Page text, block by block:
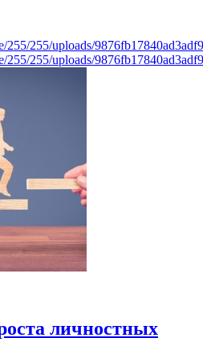
255/255/uploads/
255/255/uploads/
личностных